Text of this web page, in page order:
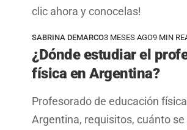
clic ahora y conocelas!
SABRINA DEMARCO3 MESES AGO9 MIN
¿Dónde estudiar el
física en Argentina?
Profesorado de educación
Argentina, requisitos, cuánto